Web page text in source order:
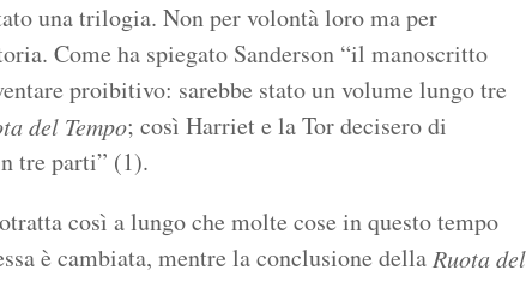
una trilogia. Non per volontà loro ma per
Come ha spiegato Sanderson “il manoscritto
proibitivo: sarebbe stato un volume lungo tre
del Tempo; così Harriet e la Tor decisero di
tre parti” (1).
così a lungo che molte cose in questo tempo
è cambiata, mentre la conclusione dellaRuota del